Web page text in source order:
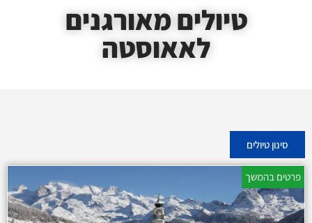
טיולים מאורגנים
לאאוסטה
סינון טיולים
פרטים בהמשך